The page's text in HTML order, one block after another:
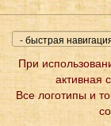
При
активная
Все логотипы и